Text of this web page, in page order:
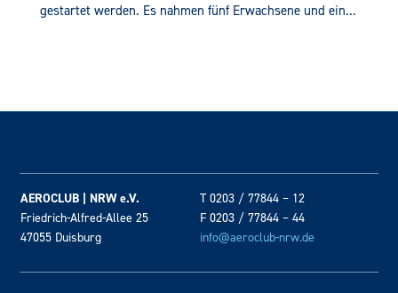
gestartet werden. Es nahmen fünf Erwachsene und ein...
AEROCLUB | NRW e.V.
Friedrich-Alfred-Allee 25
47055 Duisburg
T 0203 / 77844 – 12
F 0203 / 77844 – 44
info@aeroclub-nrw.de